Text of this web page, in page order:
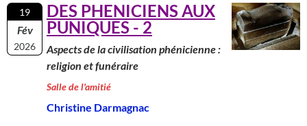
19
Fév
2026
DES PHENICIENS AUX
PUNIQUES - 2
Aspects de la civilisation phénicienne :
religion et funéraire
Salle de l'amitié
Christine Darmagnac